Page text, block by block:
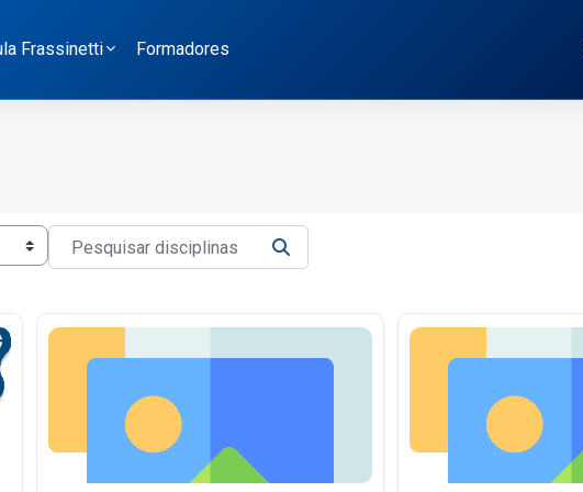
Frassinetti Formadores
Pesquisar disciplinas
PESQUISAR DISCIPLINAS